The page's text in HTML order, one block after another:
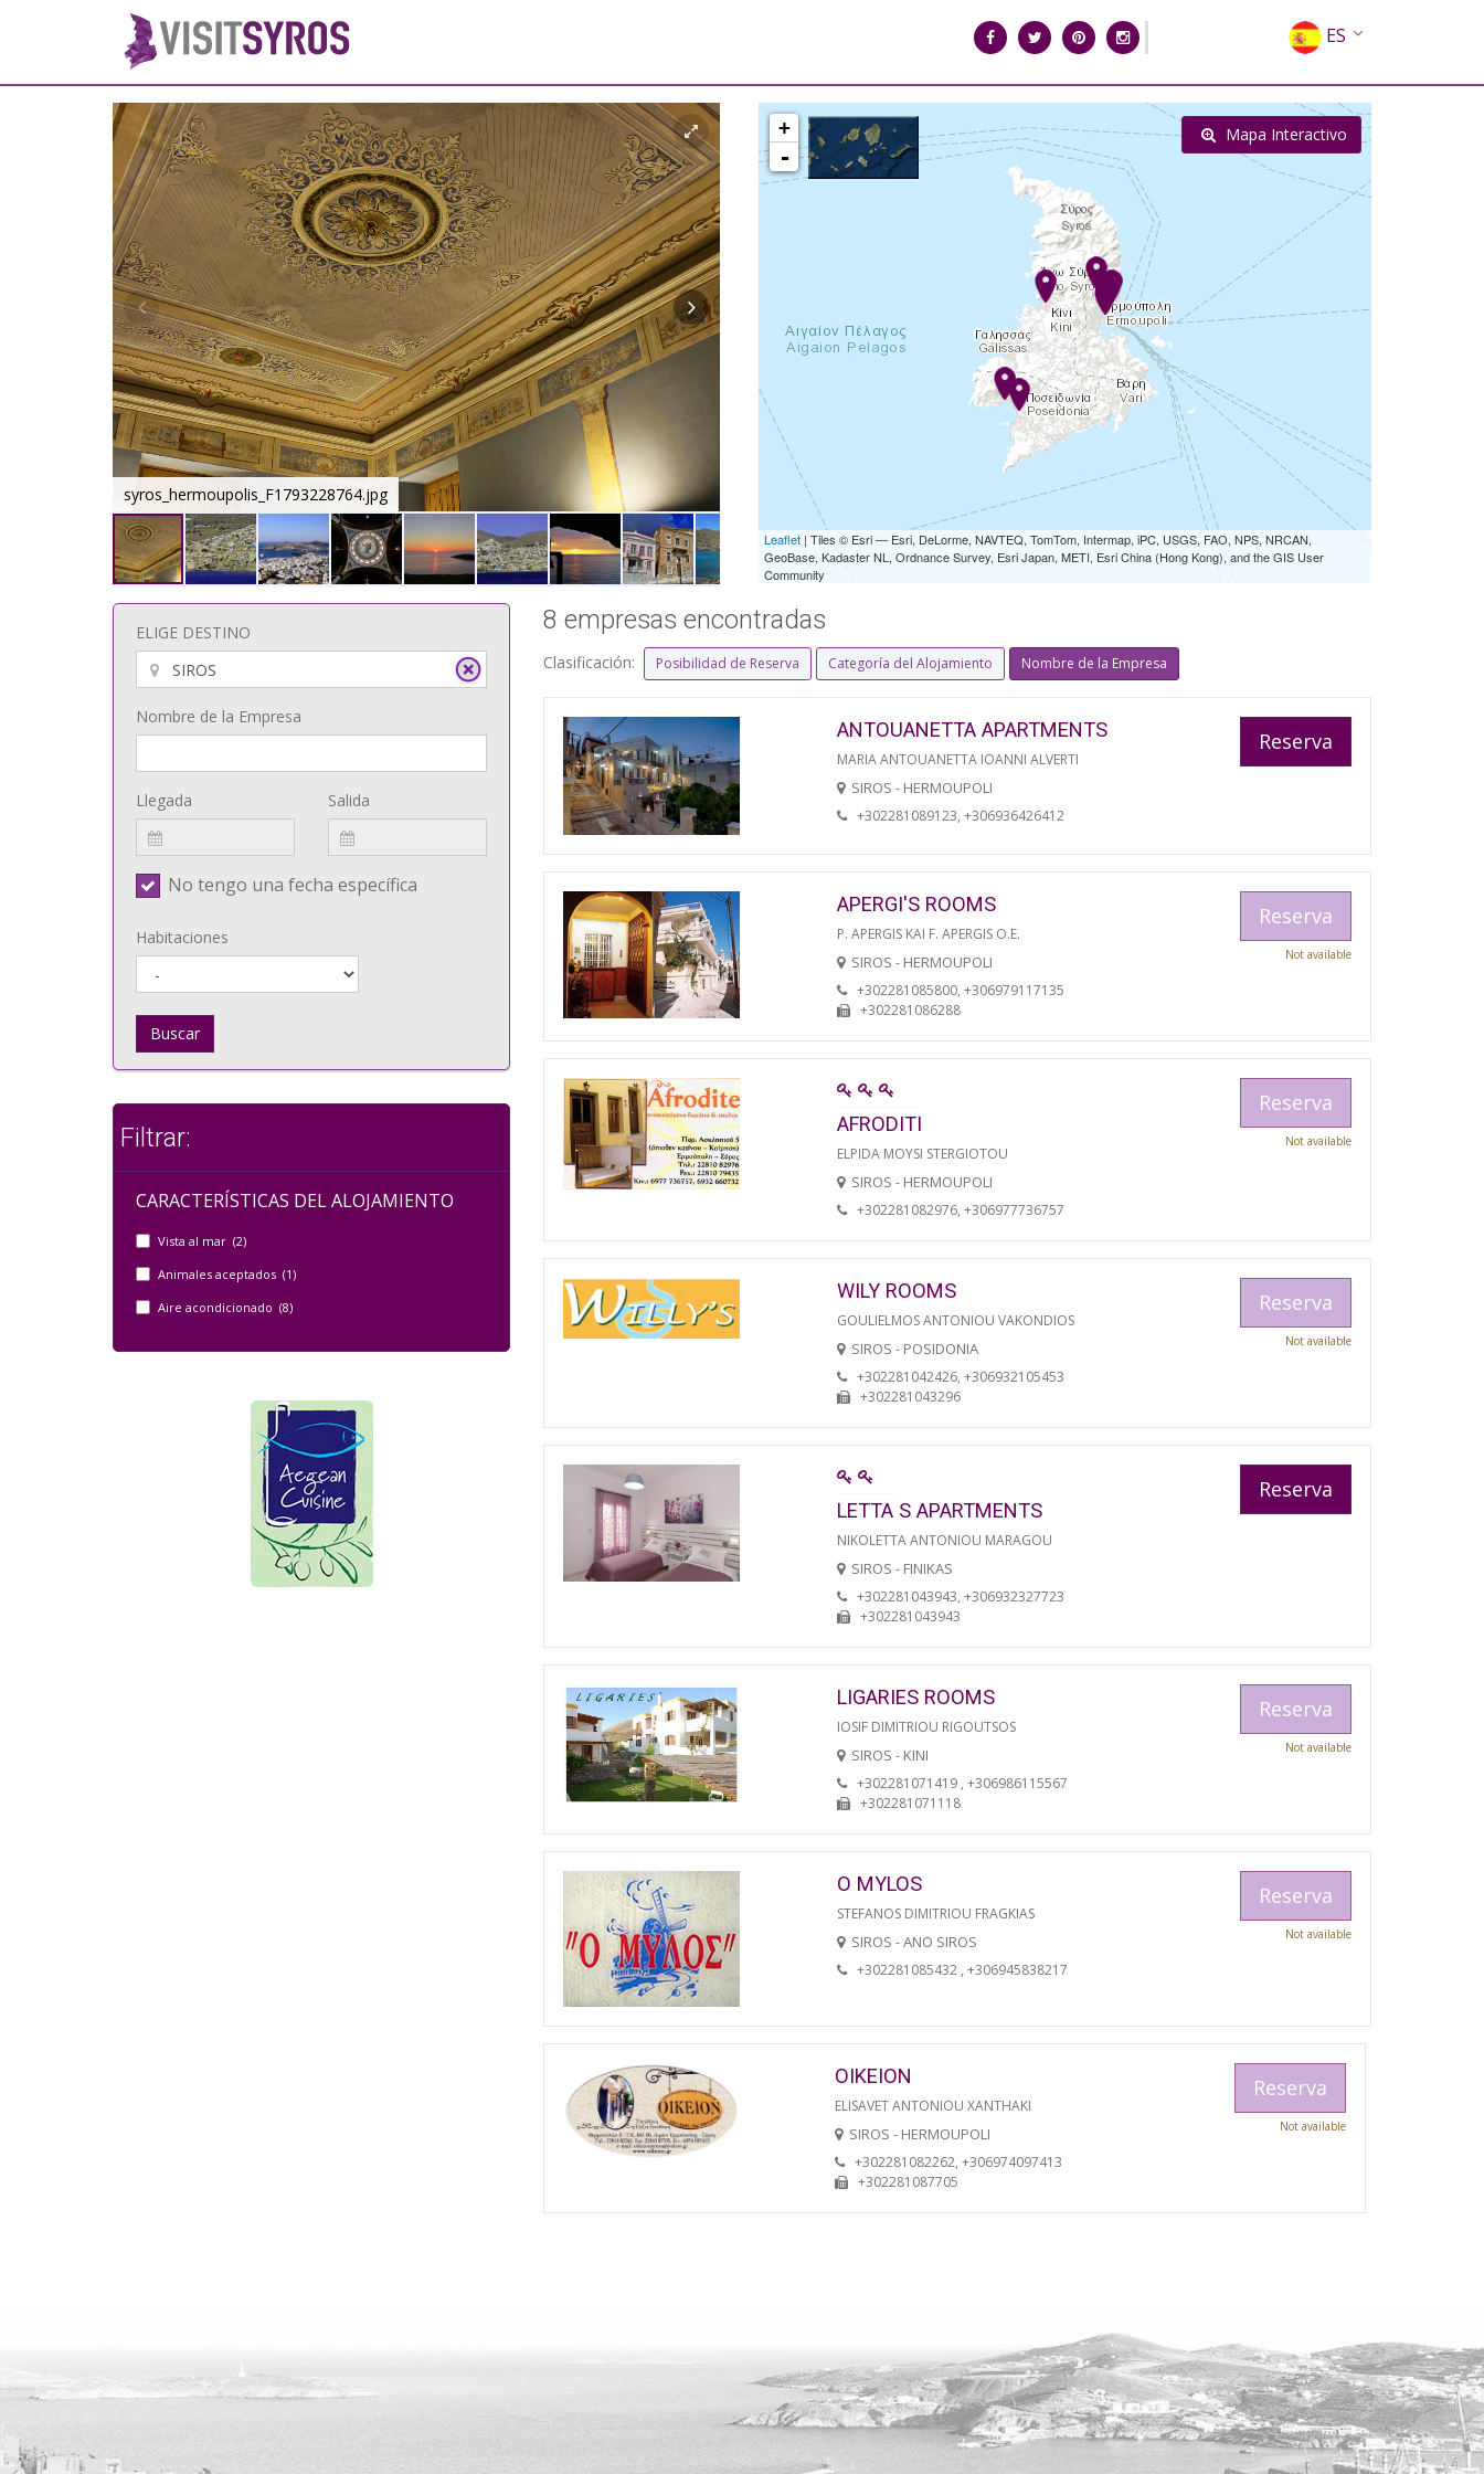
ES
EN
EL
RU
syros_hermoupolis_F1793228764.jpg syros_vaporia_F268133321.jpg
+
-
Leaflet | Tiles © Esri — Esri, DeLorme, NAVTEQ, TomTom, Intermap, iPC, USGS, FAO, NPS, NRCAN,
GeoBase, Kadaster NL, Ordnance Survey, Esri Japan, METI, Esri China (Hong Kong), and the GIS User
Community
Mapa Interactivo
ELIGE DESTINO
Nombre de la Empresa
Llegada Salida
No tengo una fecha específica
Habitaciones
Buscar
Filtrar:
CARACTERÍSTICAS DEL ALOJAMIENTO
Vista al mar (2)
Animales aceptados (1)
Aire acondicionado (8)
8 empresas encontradas
Clasificación: Posibilidad de Reserva Categoría del Alojamiento Nombre de la Empresa
ANTOUANETTA APARTMENTS
MARIA ANTOUANETTA IOANNI ALVERTI
SIROS - HERMOUPOLI
+302281089123, +306936426412
Reserva
APERGI'S ROOMS
P. APERGIS KAI F. APERGIS O.E.
SIROS - HERMOUPOLI
+302281085800, +306979117135
+302281086288
Reserva
Not available
AFRODITI
ELPIDA MOYSI STERGIOTOU
SIROS - HERMOUPOLI
+302281082976, +306977736757
Reserva
Not available
WILY ROOMS
GOULIELMOS ANTONIOU VAKONDIOS
SIROS - POSIDONIA
+302281042426, +306932105453
+302281043296
Reserva
Not available
LETTA S APARTMENTS
NIKOLETTA ANTONIOU MARAGOU
SIROS - FINIKAS
+302281043943, +306932327723
+302281043943
Reserva
LIGARIES ROOMS
IOSIF DIMITRIOU RIGOUTSOS
SIROS - KINI
+302281071419 , +306986115567
+302281071118
Reserva
Not available
O MYLOS
STEFANOS DIMITRIOU FRAGKIAS
SIROS - ANO SIROS
+302281085432 , +306945838217
Reserva
Not available
OIKEION
ELISAVET ANTONIOU XANTHAKI
SIROS - HERMOUPOLI
+302281082262, +306974097413
+302281087705
Reserva
Not available